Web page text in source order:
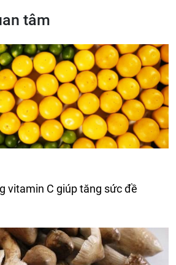
tâm
vitamin C giúp tăng sức đề